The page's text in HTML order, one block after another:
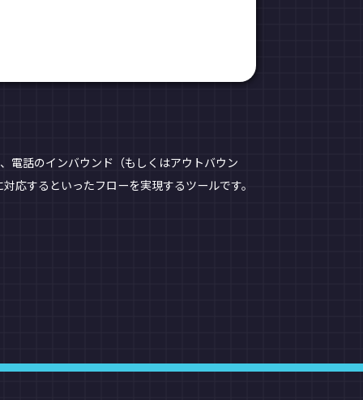
電話のインバウンド（もしくはアウトバウン
応するといったフローを実現するツールです。